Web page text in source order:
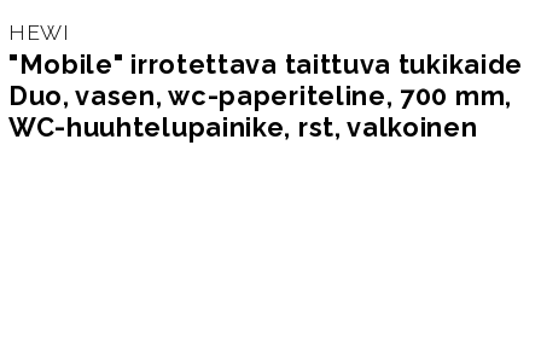
HEWI
"Mobile" irrotettava taittuva tukikaide
Duo, vasen, wc-paperiteline, 700 mm,
WC-huuhtelupainike, rst, valkoinen